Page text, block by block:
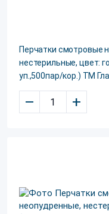
Перчатки смотровые
нестерильные, цвет:
уп.,500пар/кор.) ТМ
– +